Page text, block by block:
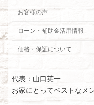
お客様の声
ローン・補助金活用情報
価格・保証について
代表：山口英一
お家にとってベストなメ